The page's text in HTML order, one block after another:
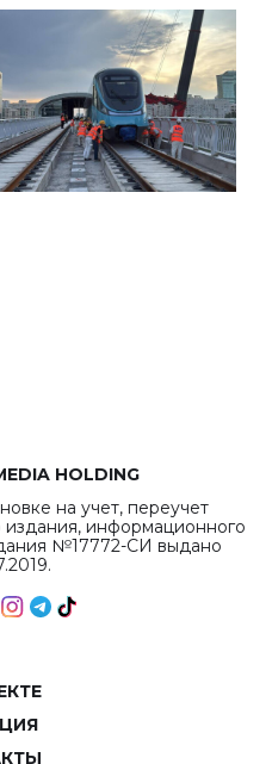
HOLDING
на учет, переучет
издания, информационного
№17772-СИ выдано